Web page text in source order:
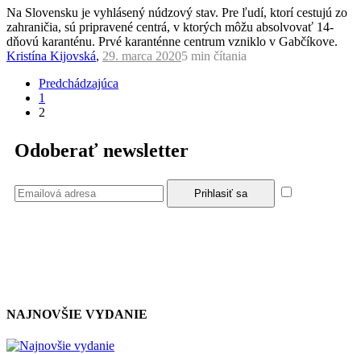
Na Slovensku je vyhlásený núdzový stav. Pre ľudí, ktorí cestujú zo
zahraničia, sú pripravené centrá, v ktorých môžu absolvovať 14-
dňovú karanténu. Prvé karanténne centrum vzniklo v Gabčíkove.
Kristína Kijovská, 29. marca 20205 min čítania
Predchádzajúca
1
2
Odoberať newsletter
NAJNOVŠIE VYDANIE